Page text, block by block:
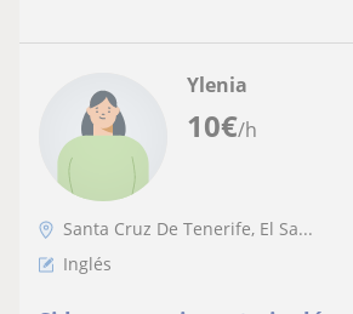
10€/h
Ylenia
Santa Cruz De Tenerife, El Sa...
Inglés